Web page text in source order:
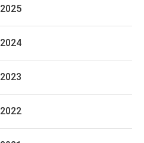
2025
2024
2023
2022